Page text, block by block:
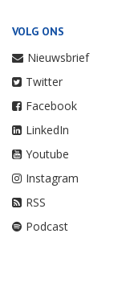
VOLG ONS
Nieuwsbrief
Twitter
Facebook
LinkedIn
Youtube
Instagram
RSS
Podcast